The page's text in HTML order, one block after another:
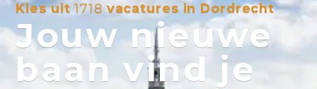
Kies uit1718 vacatures in Dordrecht
Jouw nieuwe
baan vind je